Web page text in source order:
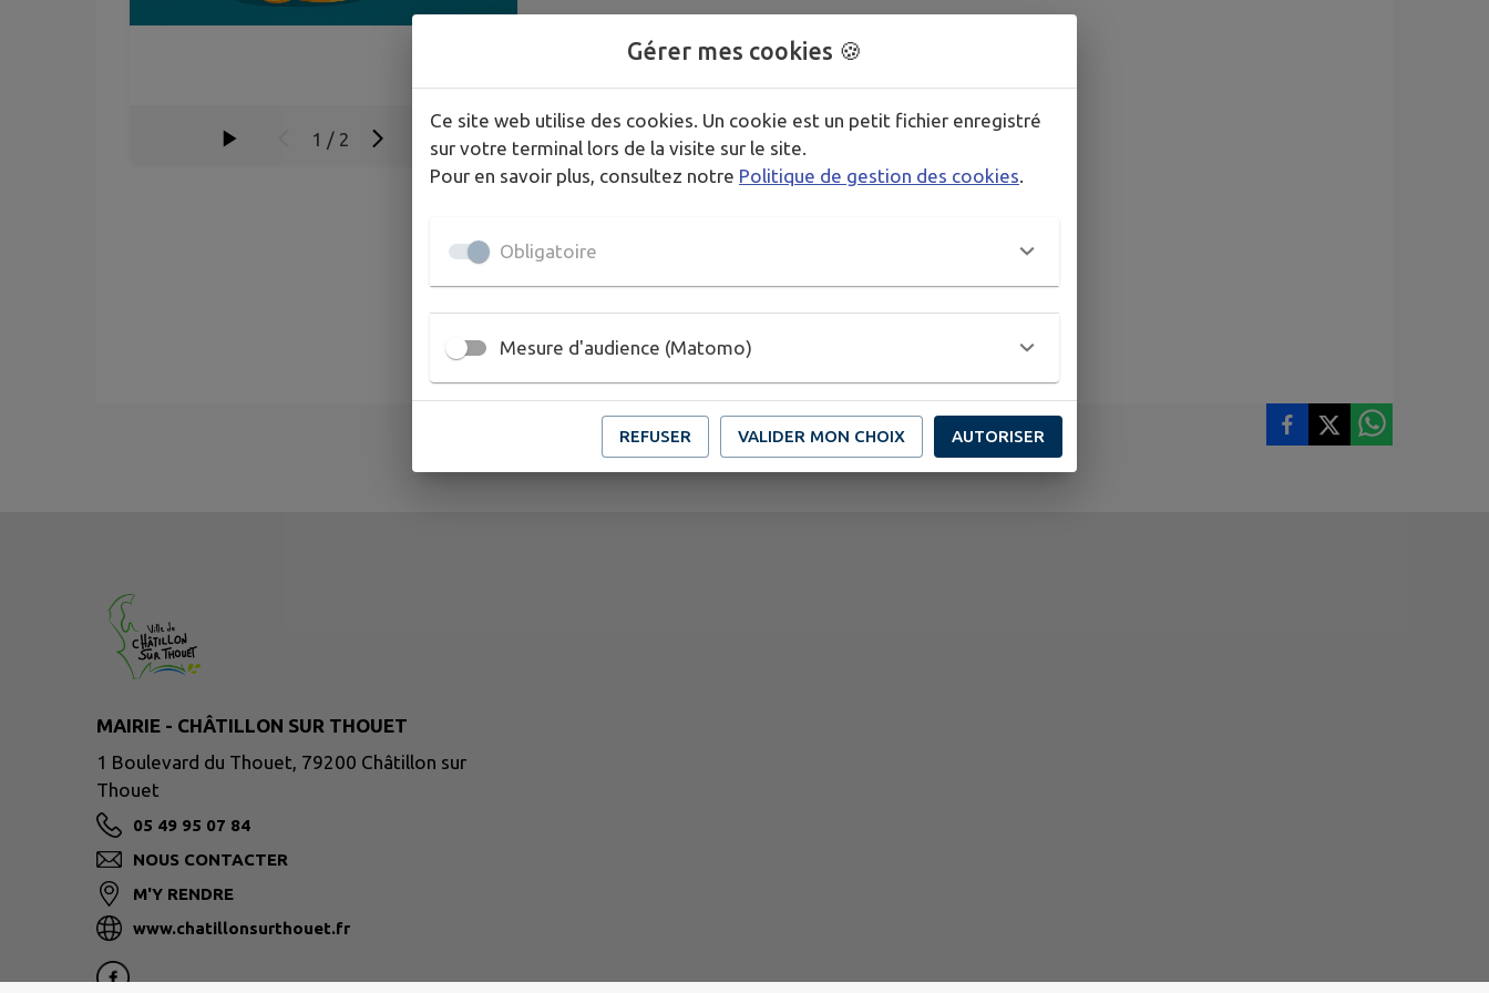
1 / 2
📞 05 49 95 07 84
⚠️Les places peuvent être limitées.
MAIRIE - CHÂTILLON SUR THOUET
1 Boulevard du Thouet, 79200 Châtillon sur
Thouet
05 49 95 07 84
NOUS CONTACTER
M'Y RENDRE
www.chatillonsurthouet.fr
Gérer mes cookies 🍪
Ce site web utilise des cookies. Un cookie est un petit fichier enregistré
sur votre terminal lors de la visite sur le site.
Pour en savoir plus, consultez notre Politique de gestion des cookies
Obligatoire
Mesure d'audience (Matomo)
REFUSER VALIDER MON CHOIX AUTORISER